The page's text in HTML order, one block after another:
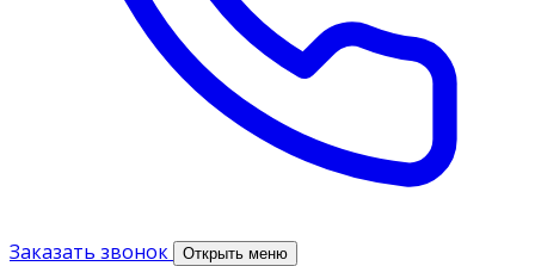
Заказать звонок Открыть меню